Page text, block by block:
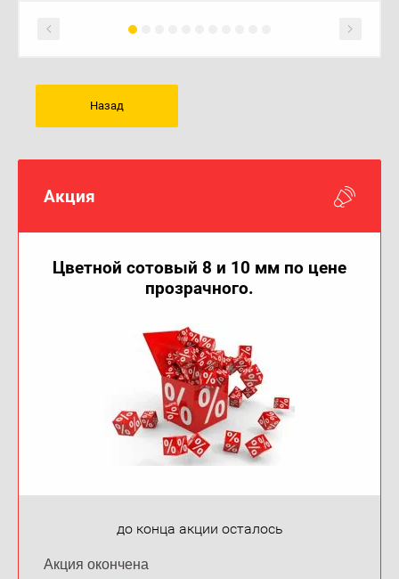
Акция
Цветной сотовый 8 и 10 мм по цене
прозрачного.
до конца акции осталось
Акция окончена
Назад